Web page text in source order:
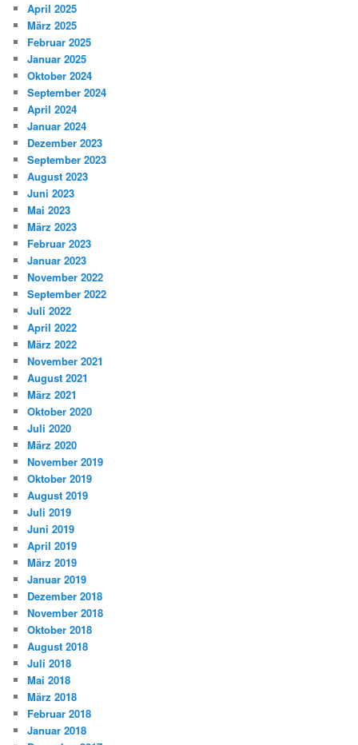
April 2025
März 2025
Februar 2025
Januar 2025
Oktober 2024
September 2024
April 2024
Januar 2024
Dezember 2023
September 2023
August 2023
Juni 2023
Mai 2023
März 2023
Februar 2023
Januar 2023
November 2022
September 2022
Juli 2022
April 2022
März 2022
November 2021
August 2021
März 2021
Oktober 2020
Juli 2020
März 2020
November 2019
Oktober 2019
August 2019
Juli 2019
Juni 2019
April 2019
März 2019
Januar 2019
Dezember 2018
November 2018
Oktober 2018
August 2018
Juli 2018
Mai 2018
März 2018
Februar 2018
Januar 2018